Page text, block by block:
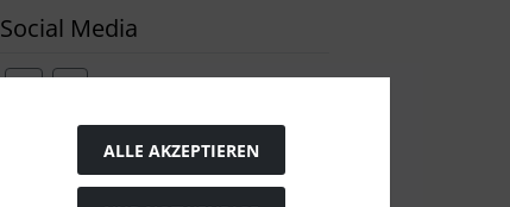
Social Media
Widerrufsformular
ALLE AKZEPTIEREN